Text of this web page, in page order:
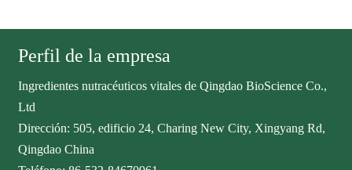
Perfil de la empresa
Ingredientes nutracéuticos vitales de Qingdao BioScience Co.,
Ltd
Dirección: 505, edificio 24, Charing New City, Xingyang Rd,
Qingdao China